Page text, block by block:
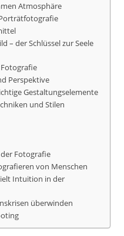
Atmosphäre
– der Schlüssel zur Seele
Perspektive
Gestaltungselemente
und Stilen
Fotografie
von Menschen
Intuition in der
überwinden